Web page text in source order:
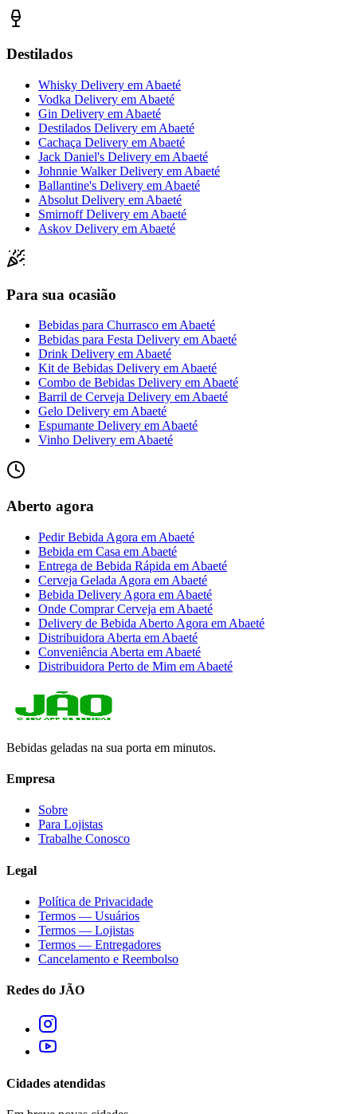
Destilados
Whisky Delivery em Abaeté
Vodka Delivery em Abaeté
Gin Delivery em Abaeté
Destilados Delivery em Abaeté
Cachaça Delivery em Abaeté
Jack Daniel's Delivery em Abaeté
Johnnie Walker Delivery em Abaeté
Ballantine's Delivery em Abaeté
Absolut Delivery em Abaeté
Smirnoff Delivery em Abaeté
Askov Delivery em Abaeté
Para sua ocasião
Bebidas para Churrasco emAbaeté
Bebidas para Festa Delivery emAbaeté
Drink Delivery emAbaeté
Kit de Bebidas Delivery emAbaeté
Combo de Bebidas Delivery emAbaeté
Barril de Cerveja Delivery emAbaeté
Gelo Delivery emAbaeté
Espumante Delivery emAbaeté
Vinho Delivery emAbaeté
Aberto agora
Pedir Bebida Agora em Abaeté
Bebida em Casa em Abaeté
Entrega de Bebida Rápida em Abaeté
Cerveja Gelada Agora em Abaeté
Bebida Delivery Agora em Abaeté
Onde Comprar Cerveja em Abaeté
Delivery de Bebida Aberto Agora em Abaeté
Distribuidora Aberta em Abaeté
Conveniência Aberta em Abaeté
Distribuidora Perto de Mim em Abaeté
Bebidas geladas na sua porta em minutos.
Empresa
Sobre
Para Lojistas
Trabalhe Conosco
Legal
Política de Privacidade
Termos — Usuários
Termos — Lojistas
Termos — Entregadores
Cancelamento e Reembolso
Redes do JÃO
Cidades atendidas